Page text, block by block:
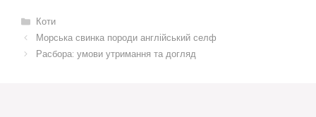
Категорії
Коти
Морська свинка породи англійський селф
Расбора: умови утримання та догляд